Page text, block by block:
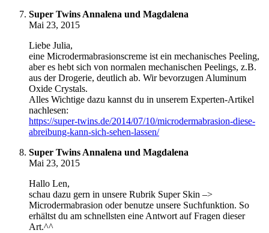
Super Twins Annalena und Magdalena
Mai 23, 2015
Liebe Julia,
eine Microdermabrasionscreme ist ein mechanisches Peeling,
aber es hebt sich von normalen mechanischen Peelings, z.B.
aus der Drogerie, deutlich ab. Wir bevorzugen Aluminum
Oxide Crystals.
Alles Wichtige dazu kannst du in unserem Experten-Artikel
nachlesen:
https://super-twins.de/2014/07/10/microdermabrasion-diese-
abreibung-kann-sich-sehen-lassen/
Super Twins Annalena und Magdalena
Mai 23, 2015
Hallo Len,
schau dazu gern in unsere Rubrik Super Skin –>
Microdermabrasion oder benutze unsere Suchfunktion. So
erhältst du am schnellsten eine Antwort auf Fragen dieser
Art.^^